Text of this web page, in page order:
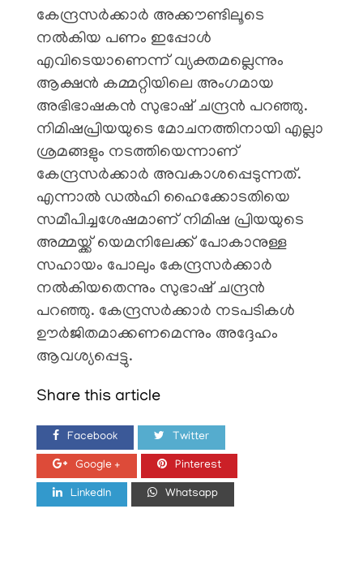
കേന്ദ്രസർക്കാർ അക്കൗണ്ടിലൂടെ
നൽകിയ പണം ഇപ്പോൾ
എവിടെയാണെന്ന് വ്യക്തമല്ലെന്നും
ആക്ഷൻ കമ്മറ്റിയിലെ അം​ഗമായ
അഭിഭാഷകൻ സുഭാഷ് ചന്ദ്രൻ പറഞ്ഞു.
നിമിഷപ്രിയയുടെ മോചനത്തിനായി എല്ലാ
ശ്രമങ്ങളും നടത്തിയെന്നാണ്
കേന്ദ്രസർക്കാർ അവകാശപ്പെടുന്നത്.
എന്നാൽ ഡൽഹി ​ഹൈക്കോടതിയെ
സമീപിച്ചശേഷമാണ് നിമിഷ പ്രിയയുടെ
അമ്മയ്ക്ക് യെമനിലേക്ക് പോകാനുള്ള
സഹായം പോലും കേന്ദ്രസർക്കാർ
നൽകിയതെന്നും സുഭാഷ് ചന്ദ്രൻ
പറഞ്ഞു. കേന്ദ്രസർക്കാർ നടപടികൾ
ഊർജിതമാക്കണമെന്നും അദ്ദേഹം
ആവശ്യപ്പെട്ടു.
Share this article
Facebook Twitter
Google + Pinterest
LinkedIn Whatsapp